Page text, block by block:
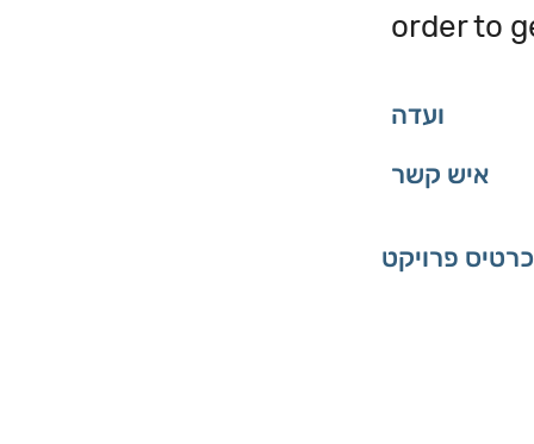
order to
ועדה
איש קשר
כרטיס פרויקט